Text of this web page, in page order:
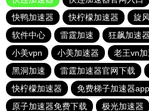
快鸭加速器
快柠檬加速器 旋
软件中心
雷霆加速 狂飙加速器
小美vpn
小美加速器 老王vn
黑洞加速
雷霆加速器官网下载
快柠檬加速器
免费梯子加速器
原子加速器免费下载
极光加速器